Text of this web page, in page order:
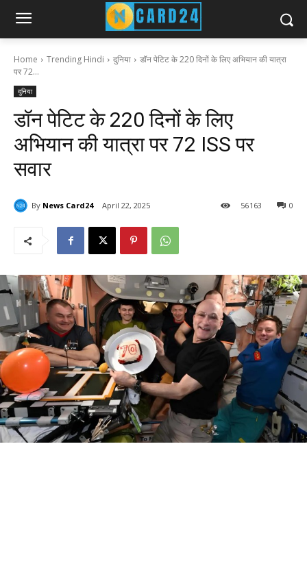
Home Trending Hindi दुनिया
डॉन पेटिट के 220 दिनों के लिए अभियान की यात्रा
पर 72...
दुनिया
डॉन पेटिट के 220 दिनों के लिए
अभियान की यात्रा पर 72 ISS पर
सवार
By News Card24 April 22, 2025 0
56163